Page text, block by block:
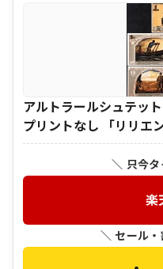
アルトラールシュテッ
プリントなし 「リリエ
＼ 只今
楽
＼ セール